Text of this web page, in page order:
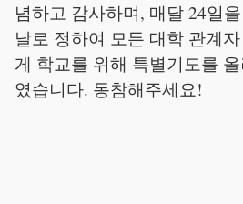
념하고 감사하며, 매달 24일
날로 정하여 모든 대학 관계
게 학교를 위해 특별기도를
였습니다. 동참해주세요!